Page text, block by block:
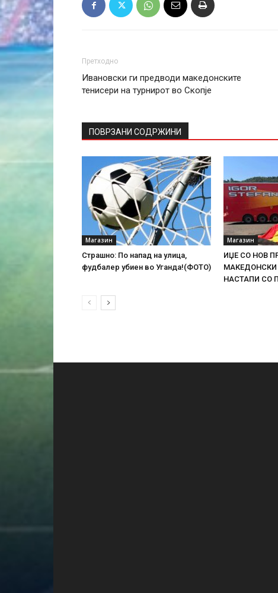
Претходно
Ивановски ги предводи македонските
тенисери на турнирот во Скопје
ПОВРЗАНИ СОДРЖИНИ
Магазин
Страшно: По напад на улица,
фудбалер убиен во Уганда!(ФОТО)
Магазин
ИЏЕ СО НОВ
МАКЕДОНСКИ
НАСТАПИ СО